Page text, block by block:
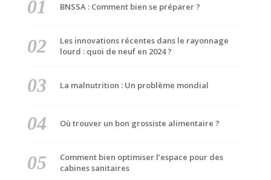
BNSSA : Comment bien se préparer ?
Les innovations récentes dans le rayonnage
lourd : quoi de neuf en 2024 ?
La malnutrition : Un problème mondial
Où trouver un bon grossiste alimentaire ?
Comment bien optimiser l’espace pour des
cabines sanitaires